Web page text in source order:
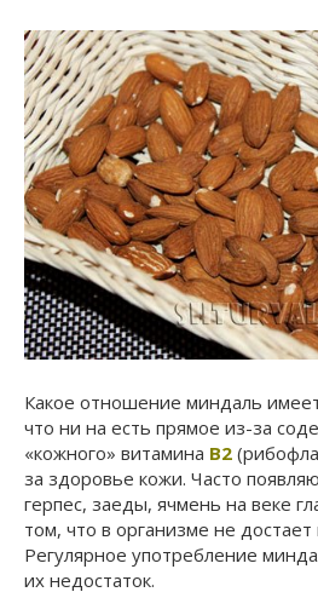
Какое отношение миндаль
что ни на есть прямое из-за
«кожного» витамина B2
за здоровье кожи. Часто
герпес, заеды, ячмень на веке
том, что в организме не
Регулярное употребление
их недостаток.